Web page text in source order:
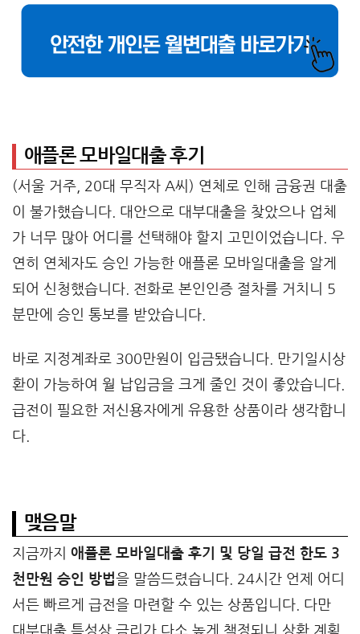
애플론 모바일대출 후기
(서울 거주, 20대 무직자 A씨) 연체로 인해 금융권 대출
이 불가했습니다. 대안으로 대부대출을 찾았으나 업체
가 너무 많아 어디를 선택해야 할지 고민이었습니다. 우
연히 연체자도 승인 가능한 애플론 모바일대출을 알게
되어 신청했습니다. 전화로 본인인증 절차를 거치니 5
분만에 승인 통보를 받았습니다.
바로 지정계좌로 300만원이 입금됐습니다. 만기일시상
환이 가능하여 월 납입금을 크게 줄인 것이 좋았습니다.
급전이 필요한 저신용자에게 유용한 상품이라 생각합니
다.
맺음말
지금까지 애플론 모바일대출 후기 및 당일 급전 한도 3
천만원 승인 방법을 말씀드렸습니다. 24시간 언제 어디
서든 빠르게 급전을 마련할 수 있는 상품입니다. 다만
대부대출 특성상 금리가 다소 높게 책정되니 상환 계획